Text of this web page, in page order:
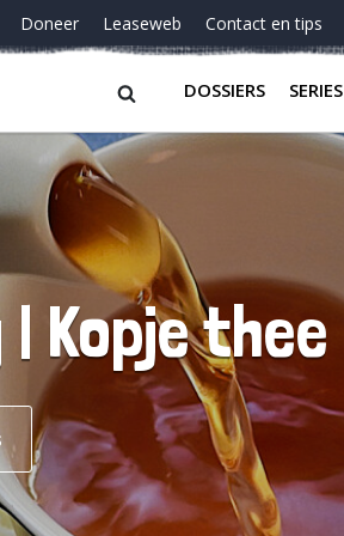
Doneer Leaseweb Contact en tips
DOSSIERS SERIES
Kopje thee